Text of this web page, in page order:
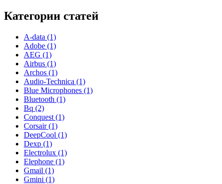
Категории статей
A-data (1)
Adobe (1)
AEG (1)
Airbus (1)
Archos (1)
Audio-Technica (1)
Blue Microphones (1)
Bluetooth (1)
Bq (2)
Conquest (1)
Corsair (1)
DeepCool (1)
Dexp (1)
Electrolux (1)
Elephone (1)
Gmail (1)
Gmini (1)